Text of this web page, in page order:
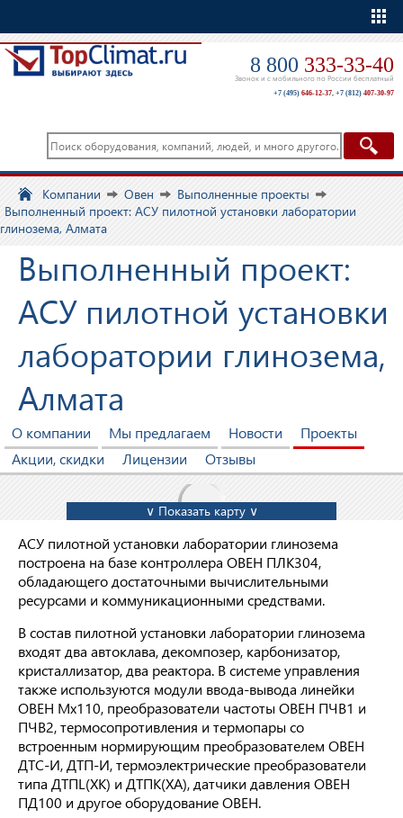
8 800 333-33-40
Звонок и с мобильного по России бесплатный
+7 (495) 646-12-37, +7 (812) 407-30-97
Компании Овен
Выполненные проекты
Выполненный проект: АСУ пилотной установки лаборатории
глинозема, Алмата
Выполненный проект:
АСУ пилотной установки
лаборатории глинозема,
Алмата
О компании Мы предлагаем Новости
Проекты
Акции, скидки
Лицензии Отзывы
∨ Показать карту ∨
АСУ пилотной установки лаборатории глинозема
построена на базе контроллера ОВЕН ПЛК304,
обладающего достаточными вычислительными
ресурсами и коммуникационными средствами.
В состав пилотной установки лаборатории глинозема
входят два автоклава, декомпозер, карбонизатор,
кристаллизатор, два реактора. В системе управления
также используются модули ввода-вывода линейки
ОВЕН Мх110, преобразователи частоты ОВЕН ПЧВ1 и
ПЧВ2, термосопротивления и термопары со
встроенным нормирующим преобразователем ОВЕН
ДТС-И, ДТП-И, термоэлектрические преобразователи
типа ДТПL(ХК) и ДТПK(ХА), датчики давления ОВЕН
ПД100 и другое оборудование ОВЕН.